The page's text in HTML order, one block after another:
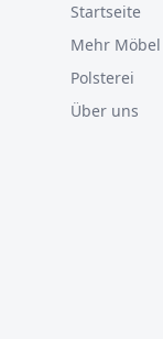
Startseite
Mehr Möbel
Polsterei
Über uns